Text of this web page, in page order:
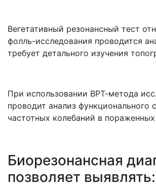
Вегетативный резонансный тест
фолль-исследования проводится
требует детального изучения
При использовании ВРТ-метода
проводит анализ
частотных колебаний в
Биорезонансная
позволяет выявлять: